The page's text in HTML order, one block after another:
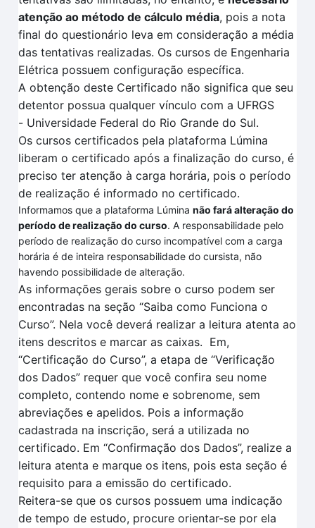
atenção ao método de cálculo média, pois a nota
final do questionário leva em consideração a média
das tentativas realizadas. Os cursos de Engenharia
Elétrica possuem configuração específica.
A obtenção deste Certificado não significa que seu
detentor possua qualquer vínculo com a UFRGS
- Universidade Federal do Rio Grande do Sul.
Os cursos certificados pela plataforma Lúmina
liberam o certificado após a finalização do curso, é
preciso ter atenção à carga horária, pois o período
de realização é informado no certificado.
Informamos que a plataforma Lúminanão fará alteração do
período de realização do curso. A responsabilidade pelo
período de realização do curso incompatível com a carga
horária é de inteira responsabilidade do cursista, não
havendo possibilidade de alteração.
As informações gerais sobre o curso podem ser
encontradas na seção “Saiba como Funciona o
Curso”. Nela você deverá realizar a leitura atentaao
itens descritos e marcar as caixas. Em,
“Certificação do Curso”, a etapa de“Verificação
dos Dados” requer que você confira seu nome
completo, contendo nome e sobrenome, sem
abreviações e apelidos. Pois a informação
cadastrada na inscrição, será a utilizada no
certificado. Em“Confirmação dos Dados”, realize a
leitura atenta e marque os itens, pois esta seção é
requisito para a emissão do certificado.
Reitera-se que os cursos possuem uma indicação
de tempo de estudo, procure orientar-se por ela